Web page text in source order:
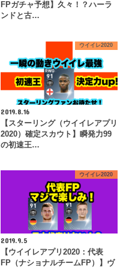
FPガチャ予想】久々！？ハーラ
ンドと古…
ウイイレ2020
2019.8.16
【スターリング（ウイイレアプリ
2020）確定スカウト】瞬発力99
の初速王…
ウイイレ2020
2019.9.5
【ウイイレアプリ2020：代表
FP（ナショナルチームFP）】ヴ